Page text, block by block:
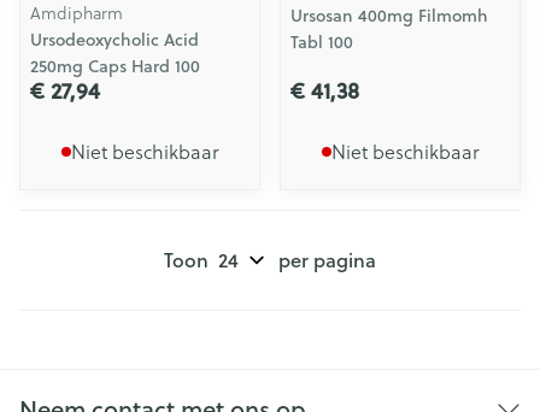
Amdipharm
Ursodeoxycholic Acid
250mg Caps Hard 100
€ 27,94
Niet beschikbaar
Ursosan 400mg Filmomh
Tabl 100
€ 41,38
Niet beschikbaar
Toon per pagina